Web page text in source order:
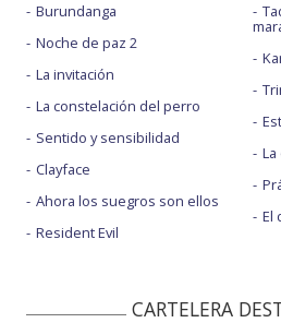
Burundanga
Noche de paz 2
La invitación
La constelación del perro
Sentido y sensibilidad
Clayface
Ahora los suegros son ellos
Resident Evil
El
CARTELERA